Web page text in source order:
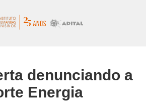
denunciando a
Energia